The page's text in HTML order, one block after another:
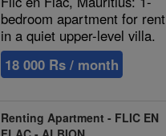
bedroom apartment for rent
in a quiet upper-level villa.
18 000 Rs / month
Renting Apartment - FLIC EN